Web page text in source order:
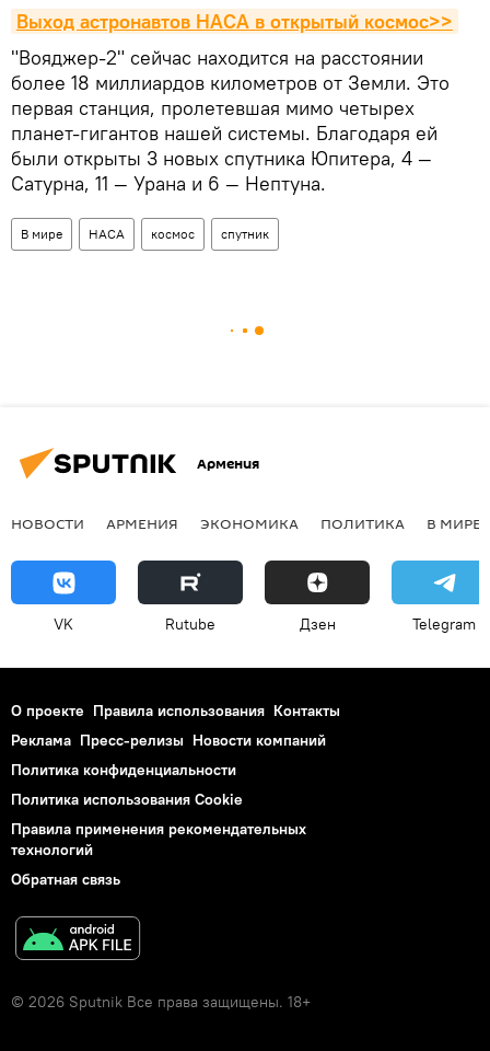
Выход астронавтов НАСА в открытый космос>>
"Вояджер-2" сейчас находится на расстоянии
более 18 миллиардов километров от Земли. Это
первая станция, пролетевшая мимо четырех
планет-гигантов нашей системы. Благодаря ей
были открыты 3 новых спутника Юпитера, 4 —
Сатурна, 11 — Урана и 6 — Нептуна.
В мире НАСА космос спутник
Армения
НОВОСТИ АРМЕНИЯ ЭКОНОМИКА ПОЛИТИКА В МИРЕ
VK Rutube Дзен Telegram
О проекте Правила использования Контакты
Реклама Пресс-релизы Новости компаний
Политика конфиденциальности
Политика использования Cookie
Правила применения рекомендательных
технологий
Обратная связь
© 2026 Sputnik Все права защищены. 18+